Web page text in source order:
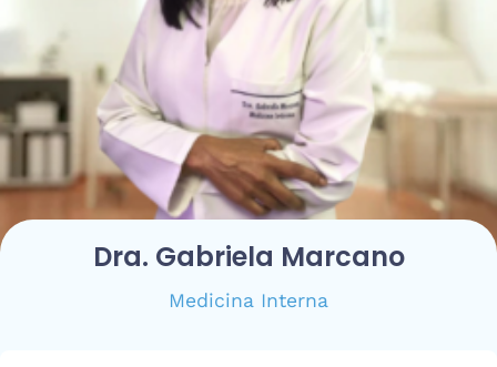
Dra. Gabriela Marcano
Medicina Interna